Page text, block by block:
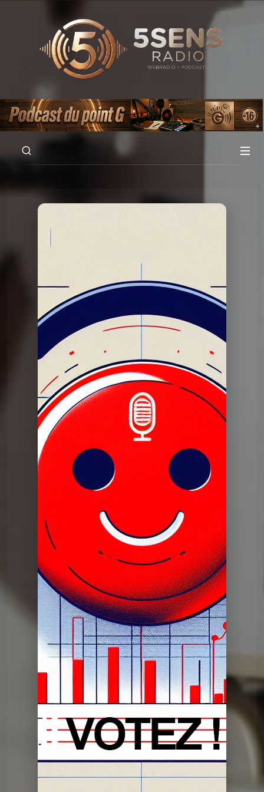
Dans mon tiroir
DMT du 16 04 2024
Dans mon tiroir DMT du 16 04 2024
Dans mon tiroir
Pilote dans mon tiroir 27 juin
Dans mon tiroir DERNIERE DMT du 25 06 2024
Dans mon tiroir DMT du 11 06 2024
Dans mon tiroir DMT du 28 05 2024
Dans mon tiroir DMT du 14 05 2024
Dans mon tiroir DMT du 30 04 2024
Dans mon tiroir DMT du 02 04 2024
Dans mon tiroir DMT du 19 03 2024
Dans mon tiroir DMT du 05 03 2024